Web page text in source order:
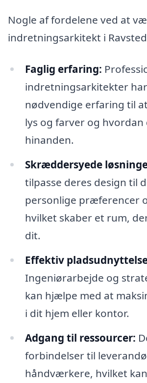
Nogle af fordelene ved at
indretningsarkitekt i
Faglig erfaring:
indretningsarkitekter
nødvendige erfaring til
lys og farver og
hinanden.
Skræddersyede
tilpasse deres design til
personlige præferencer
hvilket skaber et rum,
dit.
Effektiv
Ingeniørarbejde og
kan hjælpe med at
i dit hjem eller kontor.
Adgang til ressourcer:
forbindelser til
håndværkere, hvilket